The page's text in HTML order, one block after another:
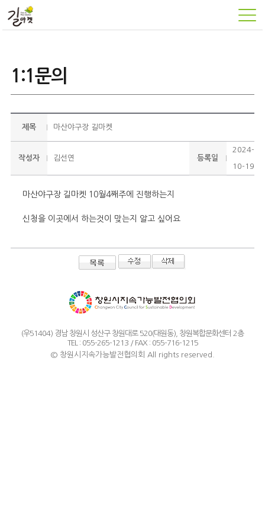
1:1문의
제목 마산야구장 길마켓
작성자 김선연 등록일
2024-
10-19
마산야구장 길마켓 10월4째주에 진행하는지
신청을 이곳에서 하는것이 맞는지 알고 싶어요
(우51404) 경남 창원시 성산구 창원대로 520(대원동), 창원복합문화센터 2층
TEL : 055-265-1213 / FAX : 055-716-1215
© 창원시지속가능발전협의회 All rights reserved.